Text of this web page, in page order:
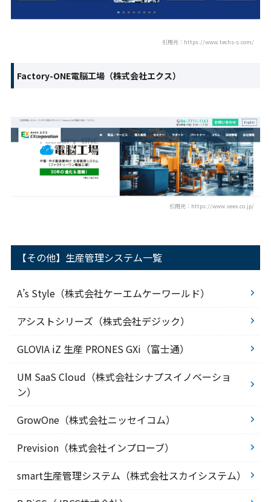
引用元：https://www.techs-s.com/
Factory-ONE電脳工場（株式会社エクス）
引用元：https://www.xeex.co.jp/
【その他】生産管理システム一覧
A’s Style（株式会社ケーエムケーワールド）
アシストシリーズ（株式会社デジック）
GLOVIA iZ 生産 PRONES GXi（富士通）
UM SaaS Cloud（株式会社シナプスイノベーショ
ン）
GrowOne（株式会社ニッセイコム）
Prevision（株式会社インプローブ）
smart生産管理システム（株式会社スカイシステム）